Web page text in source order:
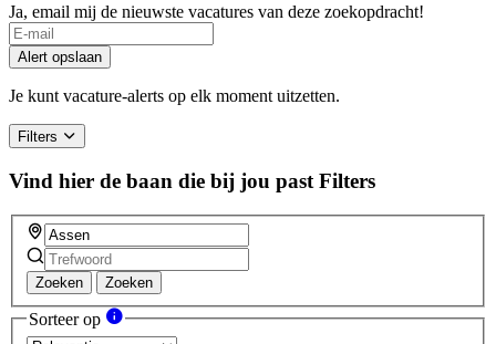
Ja, email mij de nieuwste vacatures van deze zoekopdracht!
Alert opslaan
Je kunt vacature-alerts op elk moment uitzetten.
Filters
Vind hier de baan die bij jou past Filters
Zoeken Zoeken
Sorteer op